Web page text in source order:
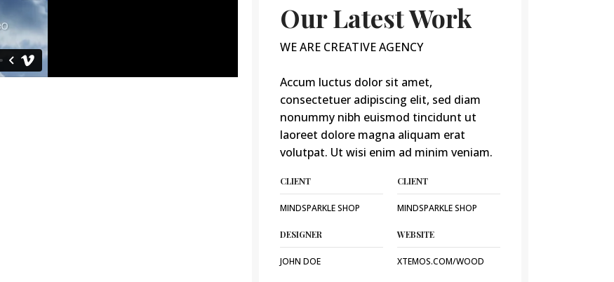
Our Latest Work
WE ARE CREATIVE AGENCY
Accum luctus dolor sit amet,
consectetuer adipiscing elit, sed diam
nonummy nibh euismod tincidunt ut
laoreet dolore magna aliquam erat
volutpat. Ut wisi enim ad minim veniam.
CLIENT
MINDSPARKLE SHOP
CLIENT
MINDSPARKLE SHOP
DESIGNER
JOHN DOE
WEBSITE
XTEMOS.COM/WOOD